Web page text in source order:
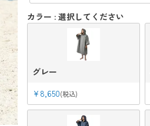
カラー 選択してください
グレー
¥ 8,650 税込